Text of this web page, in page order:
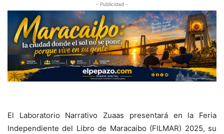
- Publicidad -
El Laboratorio Narrativo Zuaas presentará en la Feria
Independiente del Libro de Maracaibo (FILMAR) 2025, su